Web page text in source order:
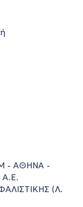
- ΑΘΗΝΑ -
(Λ.